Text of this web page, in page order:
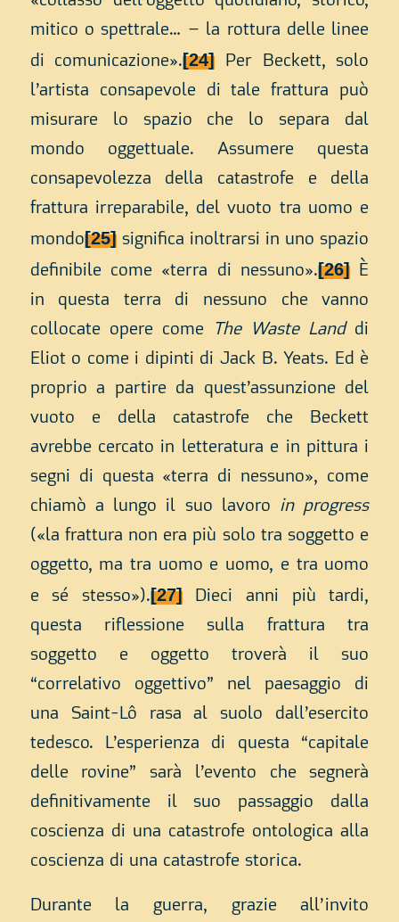
mitico o spettrale… – la rottura delle linee
di comunicazione».[24] Per Beckett, solo
l’artista consapevole di tale frattura può
misurare lo spazio che lo separa dal
mondo oggettuale. Assumere questa
consapevolezza della catastrofe e della
frattura irreparabile, del vuoto tra uomo e
mondo[25]significa inoltrarsi in uno spazio
definibile come «terra di nessuno».[26] È
in questa terra di nessuno che vanno
collocate opere come
The Waste Landdi
Eliot o come i dipinti di Jack B. Yeats. Ed è
proprio a partire da quest’assunzione del
vuoto e della catastrofe che Beckett
avrebbe cercato in letteratura e in pittura i
segni di questa «terra di nessuno», come
chiamò a lungo il suo lavoro in progress
(«la frattura non era più solo tra soggetto e
oggetto, ma tra uomo e uomo, e tra uomo
e sé stesso»).[27]Dieci anni più tardi,
questa riflessione sulla frattura tra
soggetto e oggetto troverà il suo
“correlativo oggettivo” nel paesaggio di
una Saint-Lô rasa al suolo dall’esercito
tedesco. L’esperienza di questa “capitale
delle rovine” sarà l’evento che segnerà
definitivamente il suo passaggio dalla
coscienza di una catastrofe ontologica alla
coscienza di una catastrofe storica.
Durante la guerra, grazie all’invito